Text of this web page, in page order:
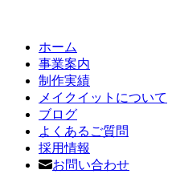
ホーム
事業案内
制作実績
メイクイットについて
ブログ
よくあるご質問
採用情報
お問い合わせ